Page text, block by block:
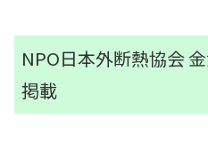
NPO日本外断熱協会
掲載